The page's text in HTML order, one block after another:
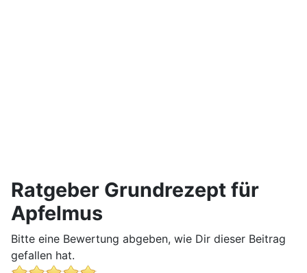
Ratgeber Grundrezept für
Apfelmus
Bitte eine Bewertung abgeben, wie Dir dieser Beitrag
gefallen hat.